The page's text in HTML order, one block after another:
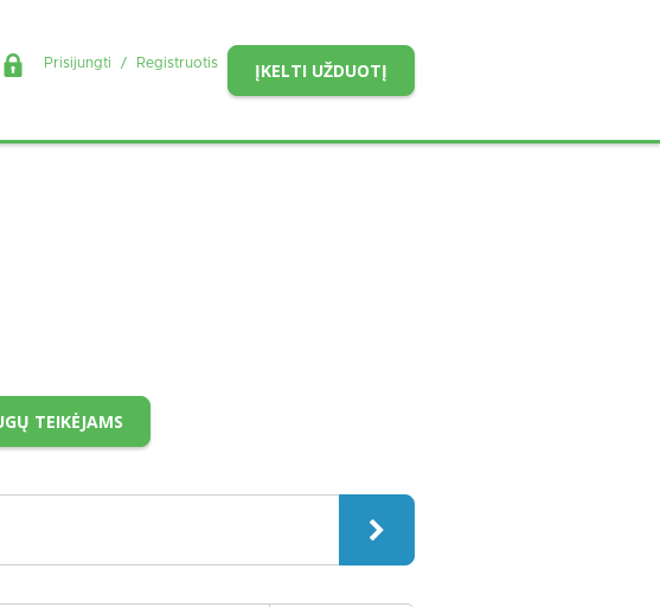
ĮKELTI UŽDUOTĮ
Prisijungti / Registruotis
TEIKĖJAMS